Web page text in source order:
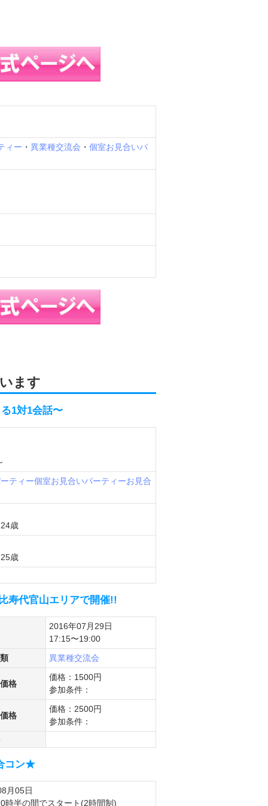
ィー ・ 異業種交流会 ・ 個室お見合いパ
ます
1対1会話〜
ティー個室お見合いパーティーお見合
歳
歳
寿代官山エリアで開催!!
2016年07月29日
17:15〜19:00
異業種交流会
格
価格：1500円
参加条件：
格
価格：2500円
参加条件：
コン★
月05日
時半の間でスタート(2時間制)